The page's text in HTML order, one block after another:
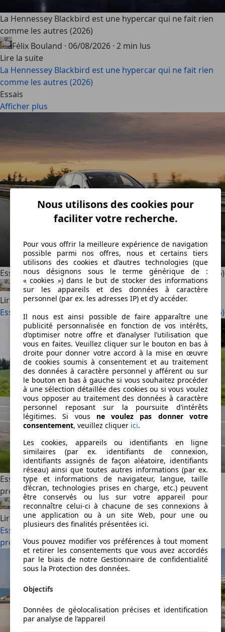
La Hennessey Blackbird est une hypercar qui ne fait rien
comme les autres (2026)
Félix Bouland · 06/08/2026 · 2 min lus
Lire la suite
La Hennessey Blackbird est une hypercar qui ne fait rien
comme les autres (2026)
Essais
Afficher plus
Essai prototype : Audi A2e-tron, tout pour l’efficience (2026)
Félix Bouland·06/08/2026·5 min lus
Lire la suite
Essai prototype : Audi A2e-tron, tout pour l’efficience (2026)
Essai : Mercedes Classe C, l’électrique aux grandes
promesses (2026)
Félix Bouland ·29/07/2026·6 min lus
Lire la suite
Essai : Mercedes Classe C, l’électrique aux grandes
promesses (2026)
Nous utilisons des cookies pour
faciliter votre recherche.
Pour vous offrir la meilleure expérience de navigation
possible parmi nos offres, nous et certains tiers
utilisons des cookies et d’autres technologies (que
nous désignons sous le terme générique de :
« cookies ») dans le but de stocker des informations
sur les appareils et des données à caractère
personnel (par ex. les adresses IP) et d’y accéder.
Il nous est ainsi possible de faire apparaître une
publicité personnalisée en fonction de vos intérêts,
d’optimiser notre offre et d’analyser l’utilisation que
vous en faites. Veuillez cliquer sur le bouton en bas à
droite pour donner votre accord à la mise en œuvre
de cookies soumis à consentement et au traitement
des données à caractère personnel y afférent ou sur
le bouton en bas à gauche si vous souhaitez procéder
à une sélection détaillée des cookies ou si vous voulez
vous opposer au traitement des données à caractère
personnel reposant sur la poursuite d’intérêts
légitimes. Si vous ne voulez pas donner votre
consentement, veuillez cliquer ici.
Les cookies, appareils ou identifiants en ligne
similaires (par ex. identifiants de connexion,
identifiants assignés de façon aléatoire, identifiants
réseau) ainsi que toutes autres informations (par ex.
type et informations de navigateur, langue, taille
d’écran, technologies prises en charge, etc.) peuvent
être conservés ou lus sur votre appareil pour
reconnaître celui-ci à chacune de ses connexions à
une application ou à un site Web, pour une ou
plusieurs des finalités présentées ici.
Vous pouvez modifier vos préférences à tout moment
et retirer les consentements que vous avez accordés
par le biais de notre Gestionnaire de confidentialité
sous la Protection des données.
Objectifs
Données de géolocalisation précises et identification
par analyse de l’appareil